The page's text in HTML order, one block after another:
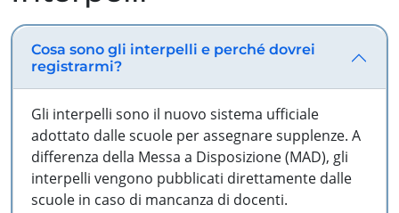
Cosa sono gli interpelli e perché dovrei
registrarmi?
Gli interpelli sono il nuovo sistema ufficiale
adottato dalle scuole per assegnare supplenze. A
differenza della Messa a Disposizione (MAD), gli
interpelli vengono pubblicati direttamente dalle
scuole in caso di mancanza di docenti.